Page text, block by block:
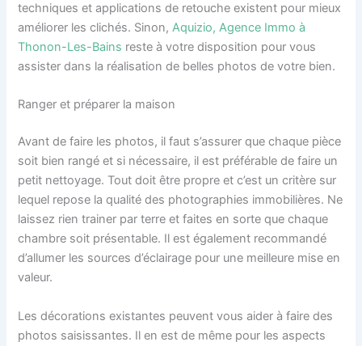
techniques et applications de retouche existent pour mieux
améliorer les clichés. Sinon,Aquizio, Agence Immo à
Thonon-Les-Bains reste à votre disposition pour vous
assister dans la réalisation de belles photos de votre bien.
Ranger et préparer la maison
Avant de faire les photos, il faut s’assurer que chaque pièce
soit bien rangé et si nécessaire, il est préférable de faire un
petit nettoyage. Tout doit être propre et c’est un critère sur
lequel repose la qualité des photographies immobilières. Ne
laissez rien trainer par terre et faites en sorte que chaque
chambre soit présentable. Il est également recommandé
d’allumer les sources d’éclairage pour une meilleure mise en
valeur.
Les décorations existantes peuvent vous aider à faire des
photos saisissantes. Il en est de même pour les aspects